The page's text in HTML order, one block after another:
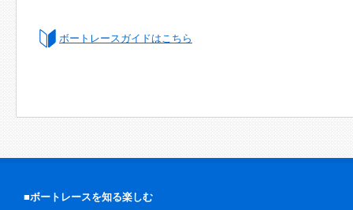
ボートレースガイドはこちら
■ボートレースを知る楽しむ